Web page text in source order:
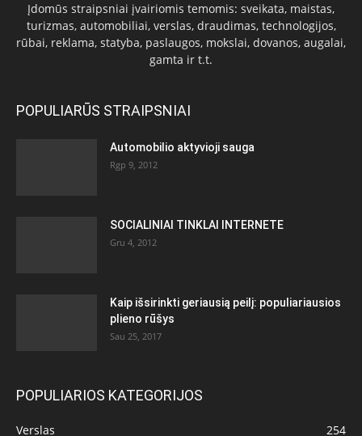
Įdomūs straipsniai įvairiomis temomis: sveikata, maistas,
turizmas, automobiliai, verslas, draudimas, technologijos,
rūbai, reklama, statyba, paslaugos, mokslai, dovanos, augalai,
gamta ir t.t.
POPULIARŪS STRAIPSNIAI
Automobilio aktyvioji sauga
Rgp 9, 2012
SOCIALINIAI TINKLAI INTERNETE
Gru 4, 2012
Kaip išsirinkti geriausią peilį: populiariausios
plieno rūšys
Sau 25, 2017
POPULIARIOS KATEGORIJOS
Verslas 254